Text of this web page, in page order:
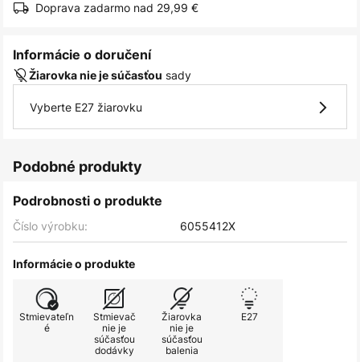
Doprava zadarmo nad 29,99 €
Informácie o doručení
Žiarovka nie je súčasťou sady
Vyberte E27 žiarovku
Podobné produkty
Podrobnosti o produkte
Číslo výrobku: 6055412X
Informácie o produkte
Stmievateľn
é
Stmievač
nie je
súčasťou
dodávky
Žiarovka
nie je
súčasťou
balenia
E27